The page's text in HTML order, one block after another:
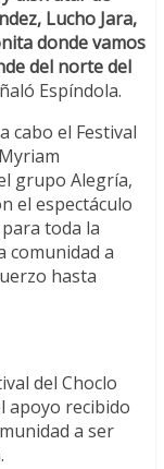
Lucho Jara,
donde vamos
del norte del
Espíndola.
cabo el Festival
grupo Alegría,
el espectáculo
toda la
comunidad a
hasta
del Choclo
apoyo recibido
a ser